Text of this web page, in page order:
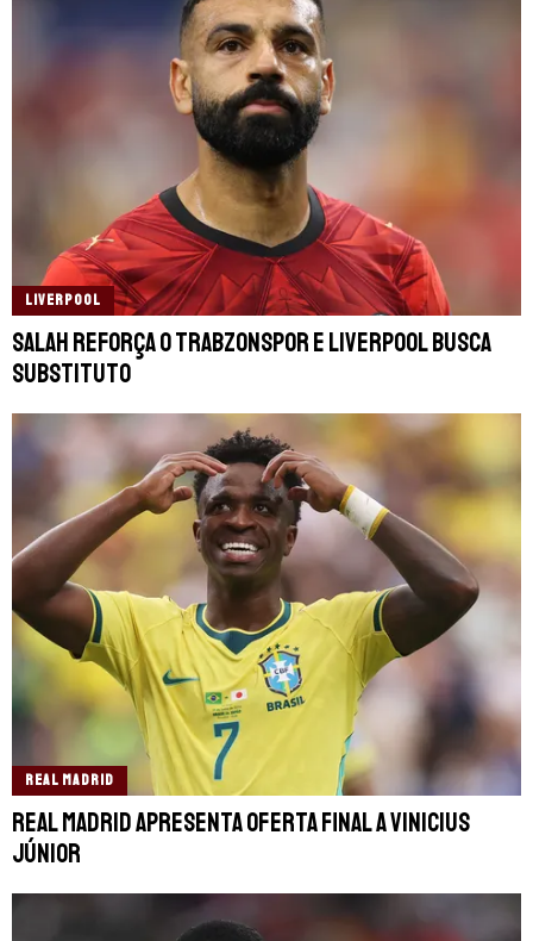
LIVERPOOL
Salah reforça o Trabzonspor e Liverpool busca
substituto
REAL MADRID
Real Madrid apresenta oferta final a Vinicius
Júnior